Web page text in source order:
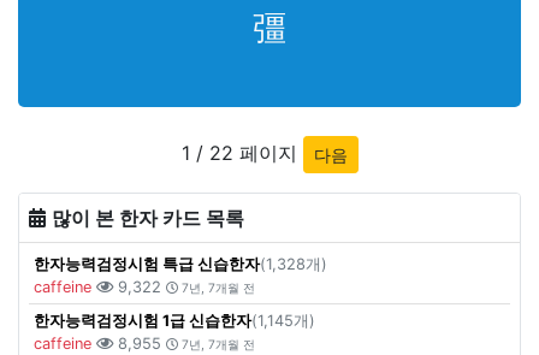
彊
굳셀 강
1 / 22 페이지 다음
많이 본 한자 카드 목록
한자능력검정시험 특급 신습한자(1,328개)
caffeine
9,322 7년, 7개월 전
한자능력검정시험 1급 신습한자(1,145개)
caffeine
8,955 7년, 7개월 전